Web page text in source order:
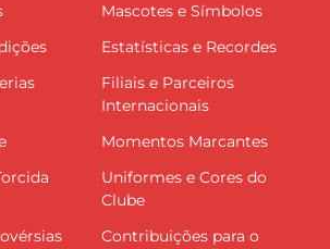
Mascotes e Símbolos
Estatísticas e Recordes
Filiais e Parceiros
Internacionais
Momentos Marcantes
Uniformes e Cores do
Clube
Contribuições para o